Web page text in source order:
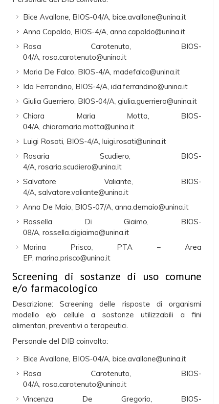
Bice Avallone, BIOS-04/A, bice.avallone@unina.it
Anna Capaldo, BIOS-4/A, anna.capaldo@unina.it
Rosa Carotenuto, BIOS-
04/A, rosa.carotenuto@unina.it
Maria De Falco, BIOS-4/A, madefalco@unina.it
Ida Ferrandino, BIOS-4/A, ida.ferrandino@unina.it
Giulia Guerriero, BIOS-04/A, giulia.guerriero@unina.it
Chiara Maria Motta, BIOS-
04/A, chiaramaria.motta@unina.it
Luigi Rosati, BIOS-4/A, luigi.rosati@unina.it
Rosaria Scudiero, BIOS-
4/A, rosaria.scudiero@unina.it
Salvatore Valiante, BIOS-
4/A, salvatore.valiante@unina.it
Anna De Maio, BIOS-07/A, anna.demaio@unina.it
Rossella Di Giaimo, BIOS-
08/A, rossella.digiaimo@unina.it
Marina Prisco, PTA – Area
EP, marina.prisco@unina.it
Screening di sostanze di uso comune
e/o farmacologico
Descrizione: Screening delle risposte di organismi
modello e/o cellule a sostanze utilizzabili a fini
alimentari, preventivi o terapeutici.
Personale del DIB coinvolto:
Bice Avallone, BIOS-04/A, bice.avallone@unina.it
Rosa Carotenuto, BIOS-
04/A, rosa.carotenuto@unina.it
Vincenza De Gregorio, BIOS-